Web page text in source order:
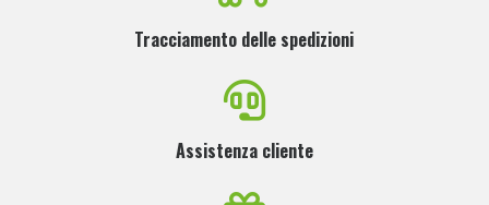
Tracciamento delle spedizioni
Assistenza cliente